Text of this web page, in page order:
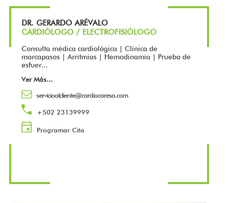
DR. GERARDO ARÉVALO
CARDIÓLOGO / ELECTROFISIÓLOGO
Consulta médica cardiológica | Clínica de
marcapasos | Arritmias | Hemodinamia | Prueba de
esfuer...
Ver Más...
servicioalcliente@cardiocaresa.com
+502 23139999
Programar Cita